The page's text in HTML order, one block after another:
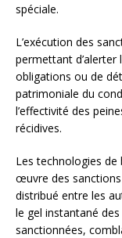
spéciale.
L’exécution des
permettant
obligations ou de
patrimoniale du
l’effectivité des
récidives.
Les technologies de
œuvre des
distribué entre les
le gel instantané
sanctionnées,